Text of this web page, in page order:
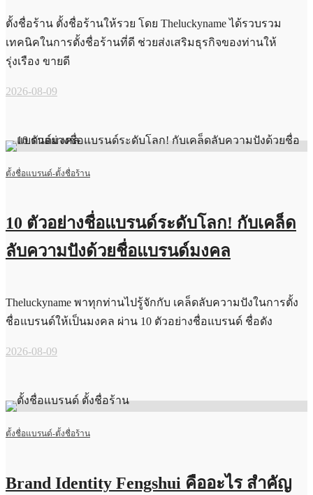
ตั้งชื่อร้าน ตั้งชื่อร้านให้รวย โดย Theluckyname ได้รวบรวม
เทคนิคในการตั้งชื่อร้านที่ดี ช่วยส่งเสริมธุรกิจของท่านให้
รุ่งเรือง ขายดี
2026-08-09
ตั้งชื่อแบรนด์-ตั้งชื่อร้าน
10 ตัวอย่างชื่อแบรนด์ระดับโลก! กับเคล็ด
ลับความปังด้วยชื่อแบรนด์มงคล
Theluckyname พาทุกท่านไปรู้จักกับ เคล็ดลับความปังในการตั้ง
ชื่อแบรนด์ให้เป็นมงคล ผ่าน 10 ตัวอย่างชื่อแบรนด์ ชื่อดัง
2026-08-09
ตั้งชื่อแบรนด์-ตั้งชื่อร้าน
Brand Identity Fengshui คืออะไร สำคัญ